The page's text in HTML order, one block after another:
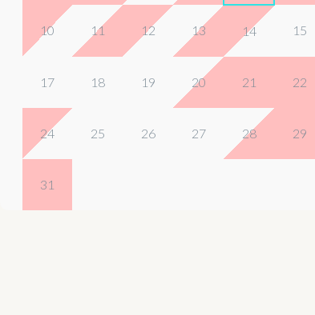
10 11 12 13 14 15
17 18 19 20 21 22
24 25 26 27 28 29
31